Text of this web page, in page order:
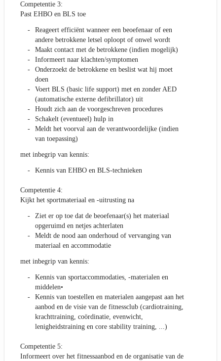
Competentie 3:
Past EHBO en BLS toe
Reageert efficiënt wanneer een beoefenaar of een
andere betrokkene letsel oploopt of onwel wordt
Maakt contact met de betrokkene (indien mogelijk)
Informeert naar klachten/symptomen
Onderzoekt de betrokkene en beslist wat hij moet
doen
Voert BLS (basic life support) met en zonder AED
(automatische externe defibrillator) uit
Houdt zich aan de voorgeschreven procedures
Schakelt (eventueel) hulp in
Meldt het voorval aan de verantwoordelijke (indien
van toepassing)
met inbegrip van kennis:
Kennis van EHBO en BLS-technieken
Competentie 4:
Kijkt het sportmateriaal en -uitrusting na
Ziet er op toe dat de beoefenaar(s) het materiaal
opgeruimd en netjes achterlaten
Meldt de nood aan onderhoud of vervanging van
materiaal en accommodatie
met inbegrip van kennis:
Kennis van sportaccommodaties, -materialen en
middelen•
Kennis van toestellen en materialen aangepast aan het
aanbod en de visie van de fitnessclub (cardiotraining,
krachttraining, coördinatie, evenwicht,
lenigheidstraining en core stability training, ...)
Competentie 5:
Informeert over het fitnessaanbod en de organisatie van de